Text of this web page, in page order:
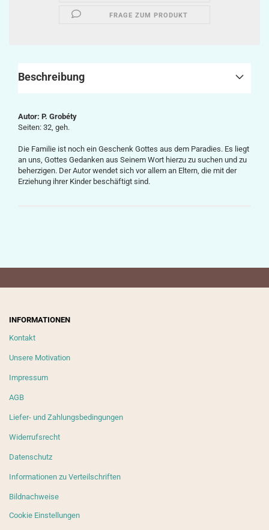
FRAGE ZUM PRODUKT
Beschreibung
Autor: P. Grobéty
Seiten: 32, geh.
Die Familie ist noch ein Geschenk Gottes aus dem Paradies. Es liegt
an uns, Gottes Gedanken aus Seinem Wort hierzu zu suchen und zu
beherzigen. Der Autor wendet sich vor allem an Eltern, die mit der
Erziehung ihrer Kinder beschäftigt sind.
INFORMATIONEN
Kontakt
Unsere Motivation
Impressum
AGB
Liefer- und Zahlungsbedingungen
Widerrufsrecht
Datenschutz
Informationen zu Verteilschriften
Bildnachweise
Cookie Einstellungen